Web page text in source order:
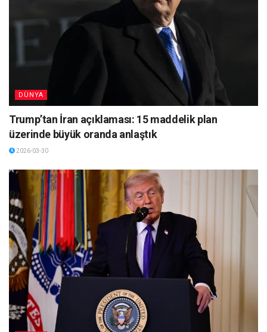
DÜNYA
Trump’tan İran açıklaması: 15 maddelik plan
üzerinde büyük oranda anlaştık
2026-03-30